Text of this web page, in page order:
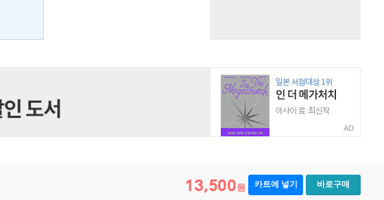
AD
13,500원 카트에 넣기 바로구매